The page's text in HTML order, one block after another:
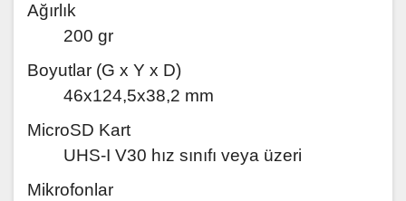
Ağırlık
200 gr
Boyutlar (G x Y x D)
46x124,5x38,2 mm
MicroSD Kart
UHS-I V30 hız sınıfı veya üzeri
Mikrofonlar